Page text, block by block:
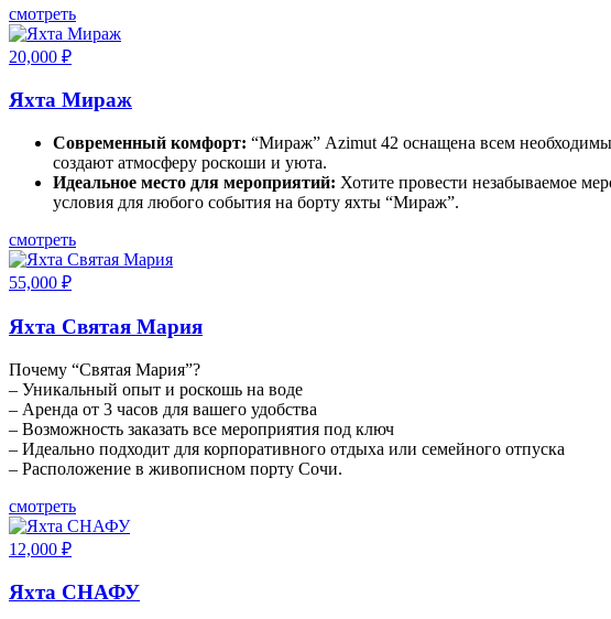
смотреть
20,000 ₽
Яхта Мираж
Современный комфорт: “Мираж” Azimut 42 оснащена всем
создают атмосферу роскоши и уюта.
Идеальное место для мероприятий: Хотите провести незабываемое
условия для любого события на борту яхты “Мираж”.
смотреть
55,000 ₽
Яхта Святая Мария
Почему “Святая Мария”?
– Уникальный опыт и роскошь на воде
– Аренда от 3 часов для вашего удобства
– Возможность заказать все мероприятия под ключ
– Идеально подходит для корпоративного отдыха или семейного отпуска
– Расположение в живописном порту Сочи.
смотреть
12,000 ₽
Яхта СНАФУ